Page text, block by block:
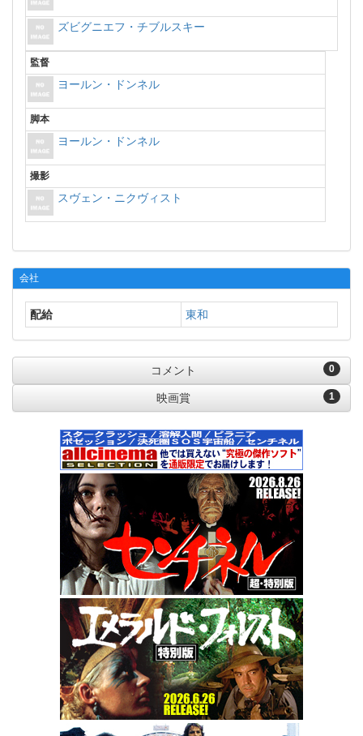
ズビグニエフ・チブルスキー
監督
ヨールン・ドンネル
脚本
ヨールン・ドンネル
撮影
スヴェン・ニクヴィスト
会社
配給 東和
0
コメント
1
映画賞